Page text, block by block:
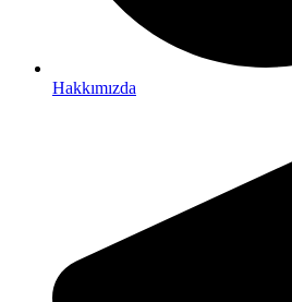
Hakkımızda